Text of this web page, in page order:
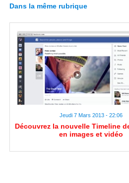
Dans la même rubrique
Jeudi 7 Mars 2013 - 22:06
Découvrez la nouvelle Timeline
en images et vidéo